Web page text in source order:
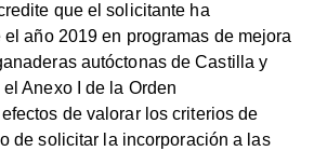
que el solicitante ha
año 2019 en programas de mejora
autóctonas de Castilla y
Anexo I de la Orden
de valorar los criterios de
de solicitar la incorporación a las